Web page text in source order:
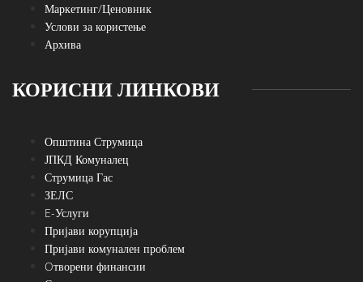
Маркетинг/Ценовник
Услови за користење
Архива
КОРИСНИ ЛИНКОВИ
Општина Струмица
ЈПКД Комуналец
Струмица Гас
ЗЕЛС
E-Услуги
Пријави корупција
Пријави комунален проблем
Oтворени финансии